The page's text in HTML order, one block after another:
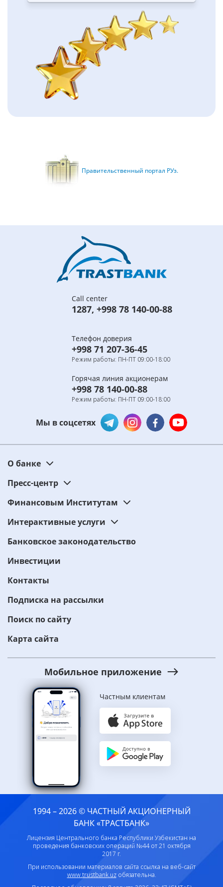
Правительственный портал РУз.
Call center
1287, +998 78 140-00-88
Телефон доверия
+998 71 207-36-45
Режим работы: ПН-ПТ 09:00-18:00
Горячая линия акционерам
+998 78 140-00-88
Режим работы: ПН-ПТ 09:00-18:00
Мы в соцсетях
О банке
Пресс-центр
Финансовым Институтам
Интерактивные услуги
Банковское законодательство
Инвестиции
Контакты
Подписка на рассылки
Поиск по сайту
Карта сайта
Мобильное приложение
Частным клиентам
1994 – 2026 © ЧАСТНЫЙ АКЦИОНЕРНЫЙ
БАНК «ТРАСТБАНК»
Лицензия Центрального банка Республики Узбекистан на
проведения банковских операций №44 от 21 октября
2017 г.
При использовании материалов сайта ссылка на веб-сайт
www.trustbank.uzобязательна.